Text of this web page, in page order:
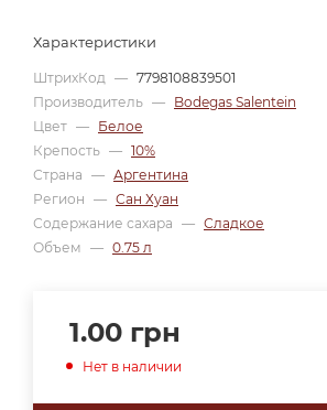
Характеристики
ШтрихКод — 7798108839501
Производитель — Bodegas Salentein
Цвет — Белое
Крепость — 10%
Страна — Аргентина
Регион — Сан Хуан
Содержание сахара — Сладкое
Объем — 0.75 л
1.00 грн
Нет в наличии